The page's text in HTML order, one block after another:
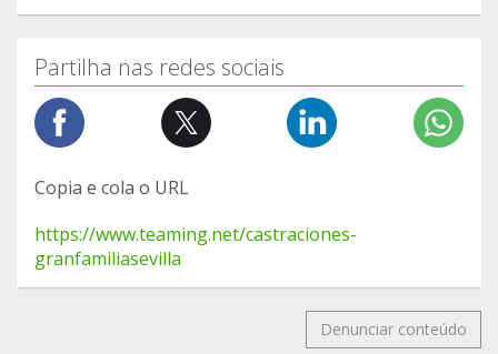
Partilha nas redes sociais
Copia e cola o URL
https://www.teaming.net/castraciones-
granfamiliasevilla
Denunciar conteúdo